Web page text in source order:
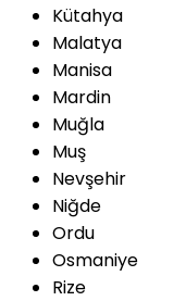
Kütahya
Malatya
Manisa
Mardin
Muğla
Muş
Nevşehir
Niğde
Ordu
Osmaniye
Rize